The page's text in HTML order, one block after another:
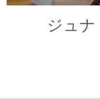
ジュナ